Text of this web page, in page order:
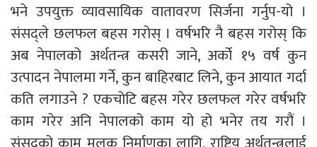
भने उपयुक्त व्यावसायिक वातावरण सिर्जना गर्नुप-यो ।
संसद्ले छलफल बहस गरोस् । वर्षभरि नै बहस गरोस् कि
अब नेपालको अर्थतन्त्र कसरी जाने, अर्को १५ वर्ष कुन
उत्पादन नेपालमा गर्ने, कुन बाहिरबाट लिने, कुन आयात गर्दा
कति लगाउने ? एकचोटि बहस गरेर छलफल गरेर वर्षभरि
काम गरेर अनि नेपालको काम यो हो भनेर तय गरौं ।